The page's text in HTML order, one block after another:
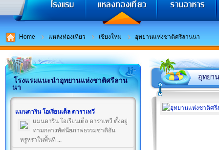
Home แหล่งท่องเที่ยว เชียงใหม่ อุทยานแห่งชาติศรีลานนา
โรงแรมแนะนำอุทยานแห่งชาติศรีลาน
นา
แมนดาริน โอเรียนเต็ล ดาราเทวี
แมนดาริน โอเรียนเต็ล ดาราเทวี ตั้งอยู่
ท่ามกลางทัศนียภาพธรรมชาติอัน
หรูหราในพื้นที ...
อุทยา